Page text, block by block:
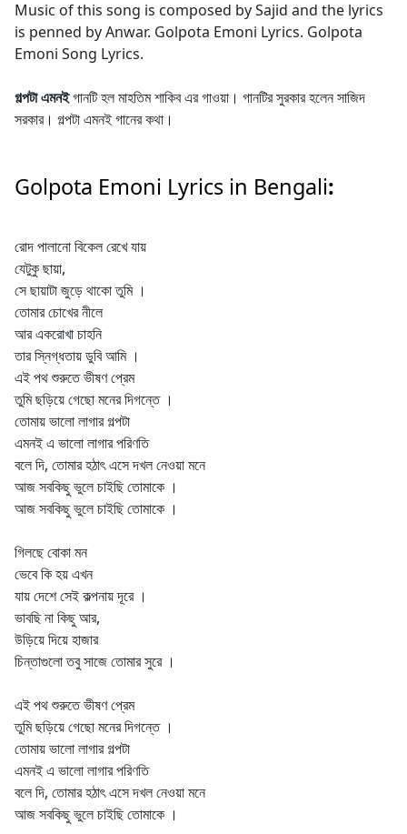
Music of this song is composed by Sajid and the lyrics
is penned by Anwar. Golpota Emoni Lyrics. Golpota
Emoni Song Lyrics.
গল্পটা এমনইগানটি হল মাহতিম শাকিব এর গাওয়া। গানটির সুরকার হলেন সাজিদ
সরকার। গল্পটা এমনই গানের কথা।
Golpota Emoni Lyrics in Bengali:
রোদ পালানো বিকেল রেখে যায়
যেটুকু ছায়া,
সে ছায়াটা জুড়ে থাকো তুমি ।
তোমার চোখের নীলে
আর একরোখা চাহনি
তার স্নিগ্ধতায় ডুবি আমি ।
এই পথ শুরুতে ভীষণ প্রেম
তুমি ছড়িয়ে গেছো মনের দিগন্তে ।
তোমায় ভালো লাগার গল্পটা
এমনই এ ভালো লাগার পরিণতি
বলে দি, তোমার হঠাৎ এসে দখল নেওয়া মনে
আজ সবকিছু ভুলে চাইছি তোমাকে ।
আজ সবকিছু ভুলে চাইছি তোমাকে ।
গিলছে বোকা মন
ভেবে কি হয় এখন
যায় দেশে সেই কল্পনায় দূরে ।
ভাবছি না কিছু আর,
উড়িয়ে দিয়ে হাজার
চিন্তাগুলো তবু সাজে তোমার সুরে ।
এই পথ শুরুতে ভীষণ প্রেম
তুমি ছড়িয়ে গেছো মনের দিগন্তে ।
তোমায় ভালো লাগার গল্পটা
এমনই এ ভালো লাগার পরিণতি
বলে দি, তোমার হঠাৎ এসে দখল নেওয়া মনে
আজ সবকিছু ভুলে চাইছি তোমাকে ।